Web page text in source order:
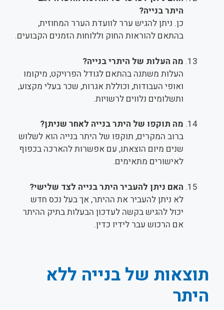
היתר בנייה?
כן. ניתן להגיש ערר לוועדת הערר המחוזית,
בהתאם להוראות החוק וללוחות הזמנים הקבועים.
מה העלות של היתרי בנייה?
העלות משתנה בהתאם לגודל הפרויקט, מיקומו
ואופי העבודות, וכוללת אגרות, שכר בעלי מקצוע,
ותשלומים נלווים לרשויות.
מה תוקפו של היתר בנייה לאחר שניתן?
ברוב המקרים, תוקפו של היתר בנייה הוא לשלוש
שנים מיום הוצאתו, עם אפשרות להארכה בכפוף
לאישורים מתאימים.
האם ניתן להעביר היתר בנייה לצד שלישי?
לא ניתן להעביר את ההיתר, אך בעל נכס חדש
יכול להגיש בקשה לעדכון הבעלות בתיק ההיתר
אם הרכוש עבר לידיו כדין.
תוצאות של בנייה ללא
היתר